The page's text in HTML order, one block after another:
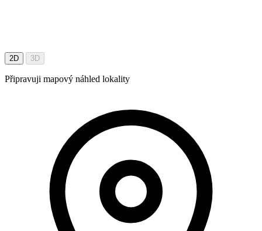
2D 3D
Připravuji mapový náhled lokality